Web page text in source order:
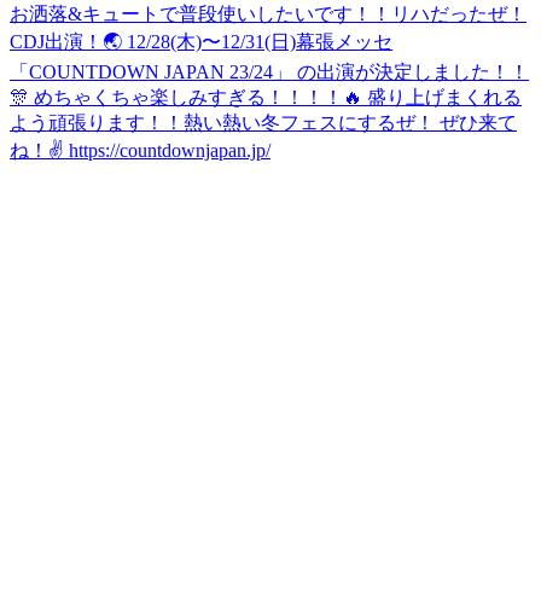
お洒落&キュートで普段使いしたいです！！ リハだったぜ！
CDJ出演！🌏 12/28(木)〜12/31(日)幕張メッセ
「COUNTDOWN JAPAN 23/24」 の出演が決定しました！！
🎊 めちゃくちゃ楽しみすぎる！！！！🔥 盛り上げまくれる
よう頑張ります！！熱い熱い冬フェスにするぜ！ ぜひ来て
ね！✌️ https://countdownjapan.jp/